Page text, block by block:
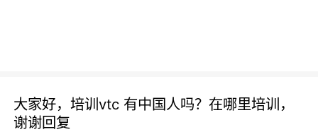
大家好，培训vtc 有中国人吗？在哪里培训，
谢谢回复